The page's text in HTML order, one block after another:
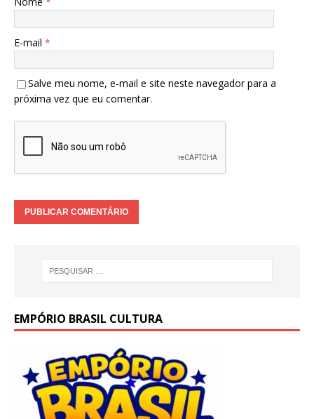
E-mail *
Salve meu nome, e-mail e site neste navegador para a
próxima vez que eu comentar.
EMPÓRIO BRASIL CULTURA